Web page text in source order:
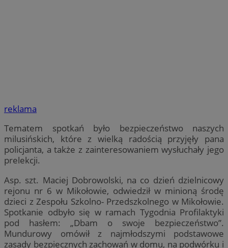
reklama
Tematem spotkań było bezpieczeństwo naszych
milusińskich, które z wielką radością przyjęły pana
policjanta, a także z zainteresowaniem wysłuchały jego
prelekcji.
Asp. szt. Maciej Dobrowolski, na co dzień dzielnicowy
rejonu nr 6 w Mikołowie, odwiedził w minioną środę
dzieci z Zespołu Szkolno- Przedszkolnego w Mikołowie.
Spotkanie odbyło się w ramach Tygodnia Profilaktyki
pod hasłem: „Dbam o swoje bezpieczeństwo”.
Mundurowy omówił z najmłodszymi podstawowe
zasady bezpiecznych zachowań w domu, na podwórku i